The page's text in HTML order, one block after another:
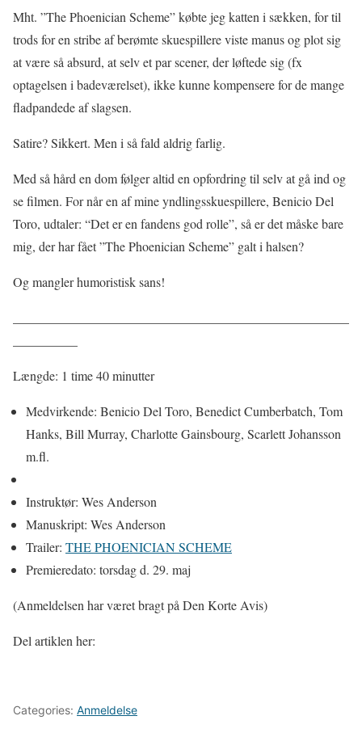
Mht. ”The Phoenician Scheme” købte jeg katten i sækken, for til
trods for en stribe af berømte skuespillere viste manus og plot sig
at være så absurd, at selv et par scener, der løftede sig (fx
optagelsen i badeværelset), ikke kunne kompensere for de mange
fladpandede af slagsen.
Satire? Sikkert. Men i så fald aldrig farlig.
Med så hård en dom følger altid en opfordring til selv at gå ind og
se filmen. For når en af mine yndlingsskuespillere, Benicio Del
Toro, udtaler: “Det er en fandens god rolle”, så er det måske bare
mig, der har fået ”The Phoenician Scheme” galt i halsen?
Og mangler humoristisk sans!
Længde: 1 time 40 minutter
Medvirkende: Benicio Del Toro, Benedict Cumberbatch, Tom
Hanks, Bill Murray, Charlotte Gainsbourg, Scarlett Johansson
m.fl.
Instruktør: Wes Anderson
Manuskript: Wes Anderson
Trailer: THE PHOENICIAN SCHEME
Premieredato: torsdag d. 29. maj
(Anmeldelsen har været bragt på Den Korte Avis)
Del artiklen her:
Categories: Anmeldelse